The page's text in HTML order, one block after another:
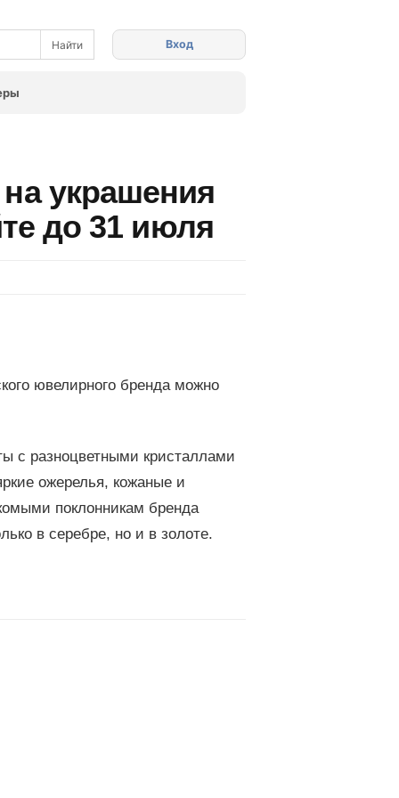
Вход
на украшения
до 31 июля
ювелирного бренда можно
с разноцветными кристаллами
ожерелья, кожаные и
поклонникам бренда
в серебре, но и в золоте.